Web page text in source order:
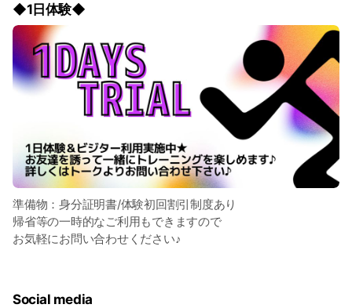
◆1日体験◆
準備物：身分証明書/体験初回割引制度あり
帰省等の一時的なご利用もできますので
お気軽にお問い合わせください♪
Social media